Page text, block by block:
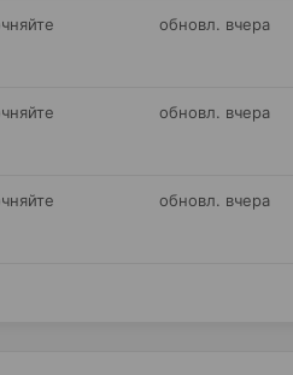
обновл. вчера
обновл. вчера
обновл. вчера